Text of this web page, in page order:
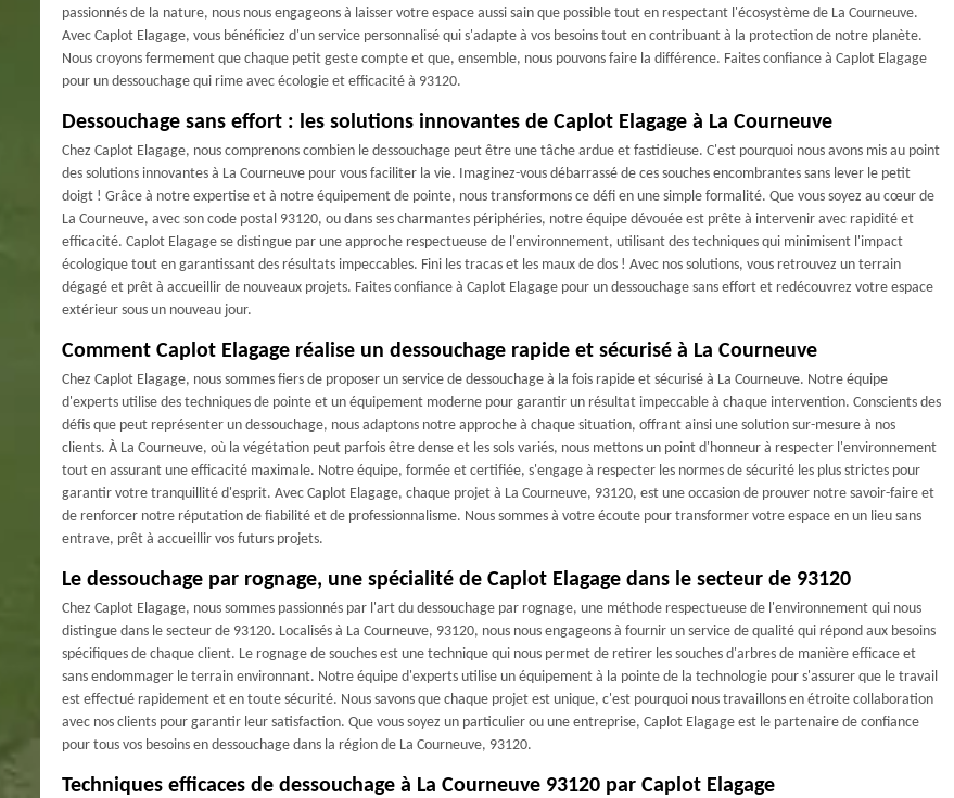
passionnés de la nature, nous nous engageons à laisser votre espace aussi sain que possible tout en respectant l'écosystème de La Courneuve.
Avec Caplot Elagage, vous bénéficiez d'un service personnalisé qui s'adapte à vos besoins tout en contribuant à la protection de notre planète.
Nous croyons fermement que chaque petit geste compte et que, ensemble, nous pouvons faire la différence. Faites confiance à Caplot Elagage
pour un dessouchage qui rime avec écologie et efficacité à 93120.
Dessouchage sans effort : les solutions innovantes de Caplot Elagage à La Courneuve
Chez Caplot Elagage, nous comprenons combien le dessouchage peut être une tâche ardue et fastidieuse. C'est pourquoi nous avons mis au point
des solutions innovantes à La Courneuve pour vous faciliter la vie. Imaginez-vous débarrassé de ces souches encombrantes sans lever le petit
doigt ! Grâce à notre expertise et à notre équipement de pointe, nous transformons ce défi en une simple formalité. Que vous soyez au cœur de
La Courneuve, avec son code postal 93120, ou dans ses charmantes périphéries, notre équipe dévouée est prête à intervenir avec rapidité et
efficacité. Caplot Elagage se distingue par une approche respectueuse de l'environnement, utilisant des techniques qui minimisent l'impact
écologique tout en garantissant des résultats impeccables. Fini les tracas et les maux de dos ! Avec nos solutions, vous retrouvez un terrain
dégagé et prêt à accueillir de nouveaux projets. Faites confiance à Caplot Elagage pour un dessouchage sans effort et redécouvrez votre espace
extérieur sous un nouveau jour.
Comment Caplot Elagage réalise un dessouchage rapide et sécurisé à La Courneuve
Chez Caplot Elagage, nous sommes fiers de proposer un service de dessouchage à la fois rapide et sécurisé à La Courneuve. Notre équipe
d'experts utilise des techniques de pointe et un équipement moderne pour garantir un résultat impeccable à chaque intervention. Conscients des
défis que peut représenter un dessouchage, nous adaptons notre approche à chaque situation, offrant ainsi une solution sur-mesure à nos
clients. À La Courneuve, où la végétation peut parfois être dense et les sols variés, nous mettons un point d'honneur à respecter l'environnement
tout en assurant une efficacité maximale. Notre équipe, formée et certifiée, s'engage à respecter les normes de sécurité les plus strictes pour
garantir votre tranquillité d'esprit. Avec Caplot Elagage, chaque projet à La Courneuve, 93120, est une occasion de prouver notre savoir-faire et
de renforcer notre réputation de fiabilité et de professionnalisme. Nous sommes à votre écoute pour transformer votre espace en un lieu sans
entrave, prêt à accueillir vos futurs projets.
Le dessouchage par rognage, une spécialité de Caplot Elagage dans le secteur de 93120
Chez Caplot Elagage, nous sommes passionnés par l'art du dessouchage par rognage, une méthode respectueuse de l'environnement qui nous
distingue dans le secteur de 93120. Localisés à La Courneuve, 93120, nous nous engageons à fournir un service de qualité qui répond aux besoins
spécifiques de chaque client. Le rognage de souches est une technique qui nous permet de retirer les souches d'arbres de manière efficace et
sans endommager le terrain environnant. Notre équipe d'experts utilise un équipement à la pointe de la technologie pour s'assurer que le travail
est effectué rapidement et en toute sécurité. Nous savons que chaque projet est unique, c'est pourquoi nous travaillons en étroite collaboration
avec nos clients pour garantir leur satisfaction. Que vous soyez un particulier ou une entreprise, Caplot Elagage est le partenaire de confiance
pour tous vos besoins en dessouchage dans la région de La Courneuve, 93120.
Techniques efficaces de dessouchage à La Courneuve 93120 par Caplot Elagage